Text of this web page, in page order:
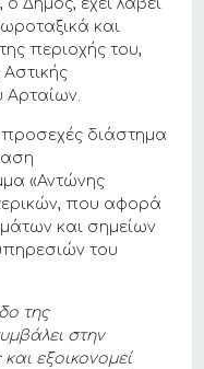
Δήμος, έχει λάβει
και
περιοχής του,
Αρταίων.
διάστημα
«Αντώνης
που αφορά
και σημείων
του
της
στην
εξοικονομεί